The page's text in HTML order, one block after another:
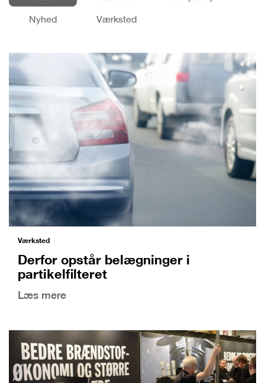
Nyhed
Værksted
Værksted
Derfor opstår belægninger i
partikelfilteret
Læs mere